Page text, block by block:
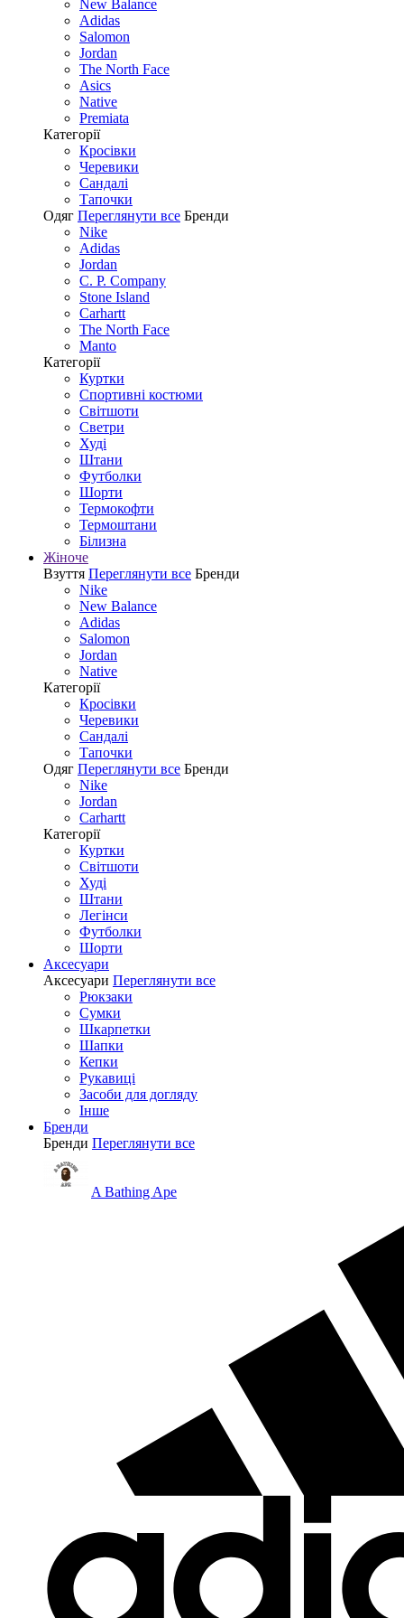
New Balance
Adidas
Salomon
Jordan
The North Face
Asics
Native
Premiata
Категорії
Кросівки
Черевики
Сандалі
Tапочки
Одяг Переглянути все Бренди
Nike
Adidas
Jordan
C. P. Company
Stone Island
Carhartt
The North Face
Manto
Категорії
Куртки
Спортивні костюми
Світшоти
Светри
Худі
Штани
Футболки
Шорти
Термокофти
Термоштани
Білизна
Жіноче
Взуття Переглянути все Бренди
Nike
New Balance
Adidas
Salomon
Jordan
Native
Категорії
Кросівки
Черевики
Сандалі
Tапочки
Одяг Переглянути все Бренди
Nike
Jordan
Carhartt
Категорії
Куртки
Світшоти
Худі
Штани
Легінси
Футболки
Шорти
Аксесуари
Аксесуари Переглянути все
Рюкзаки
Сумки
Шкарпетки
Шапки
Кепки
Рукавиці
Засоби для догляду
Інше
Бренди
Бренди Переглянути все
A Bathing Ape